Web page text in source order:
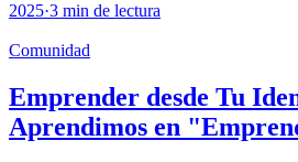
2025·3 min de lectura
Comunidad
Emprender desde Tu
Aprendimos en